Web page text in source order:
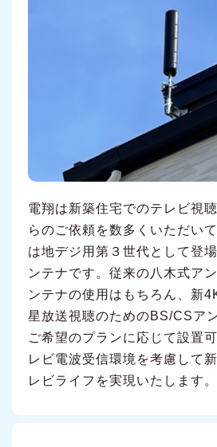
電翔は新築住宅でのテレビ視
らのご依頼を数多くいただい
は地デジ用第３世代として登
ンテナです。従来の八木式ア
ンテナの使用はもちろん、新
星放送視聴のためのBS/CSア
ご希望のプランに応じて設置
レビ電波受信環境を考慮して
レビライフを実現いたします。